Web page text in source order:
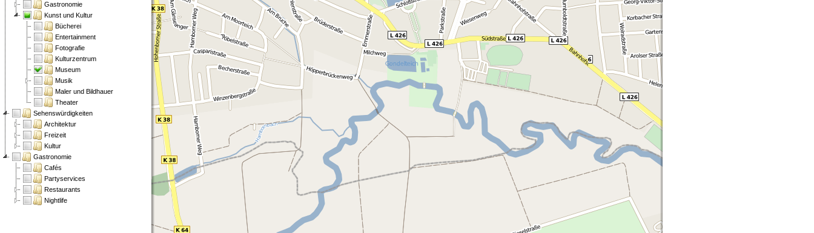
Gastronomie
Kunst und Kultur
Bücherei
Entertainment
Fotografie
Kulturzentrum
Museum
Musik
Maler und Bildhauer
Theater
Sehenswürdigkeiten
Architektur
Freizeit
Kultur
Gastronomie
Cafés
Partyservices
Restaurants
Nightlife